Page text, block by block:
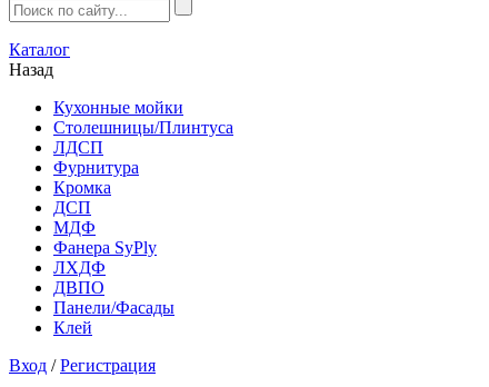
Каталог
Назад
Кухонные мойки
Столешницы/Плинтуса
ЛДСП
Фурнитура
Кромка
ДСП
МДФ
Фанера SyPly
ЛХДФ
ДВПО
Панели/Фасады
Клей
Вход /Регистрация